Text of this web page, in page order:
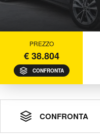
PREZZO
€ 38.804
CONFRONTA
CONFRONTA